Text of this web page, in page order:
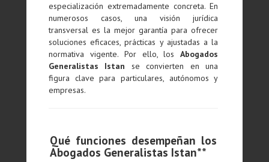
especialización extremadamente concreta. En
numerosos casos, una visión jurídica
transversal es la mejor garantía para ofrecer
soluciones eficaces, prácticas y ajustadas a la
normativa vigente. Por ello, losAbogados
Generalistas Istan se convierten en una
figura clave para particulares, autónomos y
empresas.
Qué funciones desempeñan los
Abogados Generalistas Istan**